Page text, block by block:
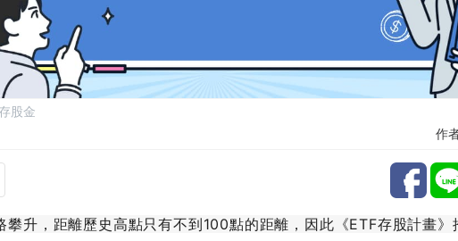
股金
作
攀升，距離歷史高點只有不到100點的距離，因此《ETF存股計畫》